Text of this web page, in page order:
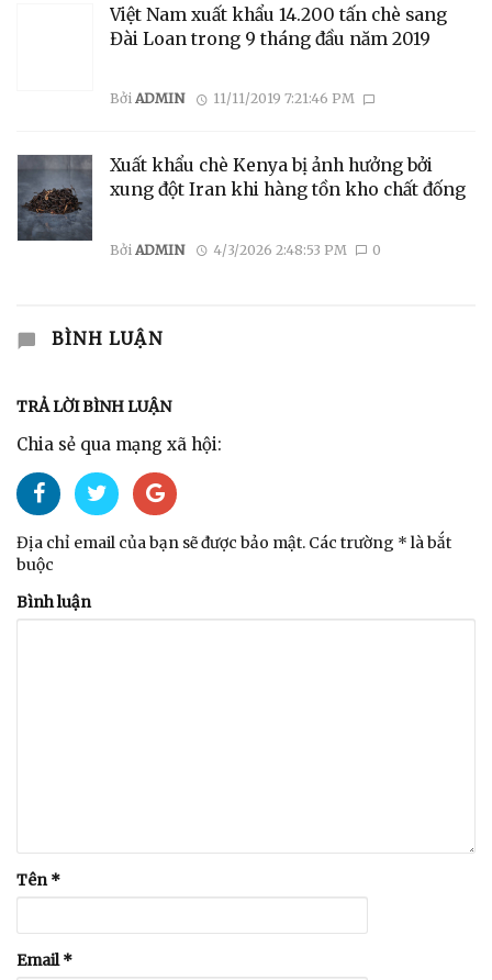
Việt Nam xuất khẩu 14.200 tấn chè sang
Đài Loan trong 9 tháng đầu năm 2019
Bởi ADMIN 11/11/2019 7:21:46 PM
Xuất khẩu chè Kenya bị ảnh hưởng bởi
xung đột Iran khi hàng tồn kho chất đống
Bởi ADMIN 4/3/2026 2:48:53 PM 0
BÌNH LUẬN
TRẢ LỜI BÌNH LUẬN
Chia sẻ qua mạng xã hội:
Địa chỉ email của bạn sẽ được bảo mật. Các trường * là bắt
buộc
Bình luận
Tên*
Email*